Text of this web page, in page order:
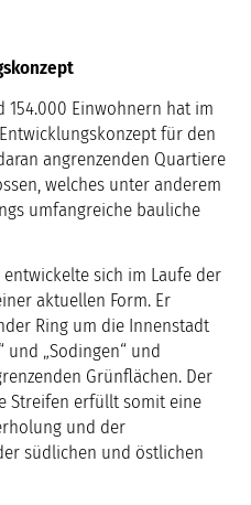
Einwohnern hat im
für den
angrenzenden Quartiere
welches unter anderem
umfangreiche bauliche
sich im Laufe der
aktuellen Form. Er
Ring um die Innenstadt
und „Sodingen“ und
Grünflächen. Der
Streifen erfüllt somit eine
und der
südlichen und östlichen